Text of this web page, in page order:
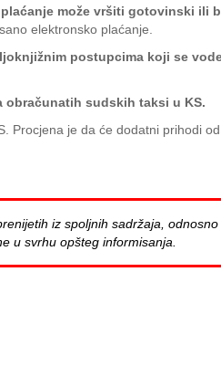
može vršiti gotovinski ili
elektronsko plaćanje.
postupcima koji se
obračunatih sudskih taksi u KS.
Procjena je da će dodatni prihodi
iz spoljnih sadržaja,
u svrhu opšteg informisanja.